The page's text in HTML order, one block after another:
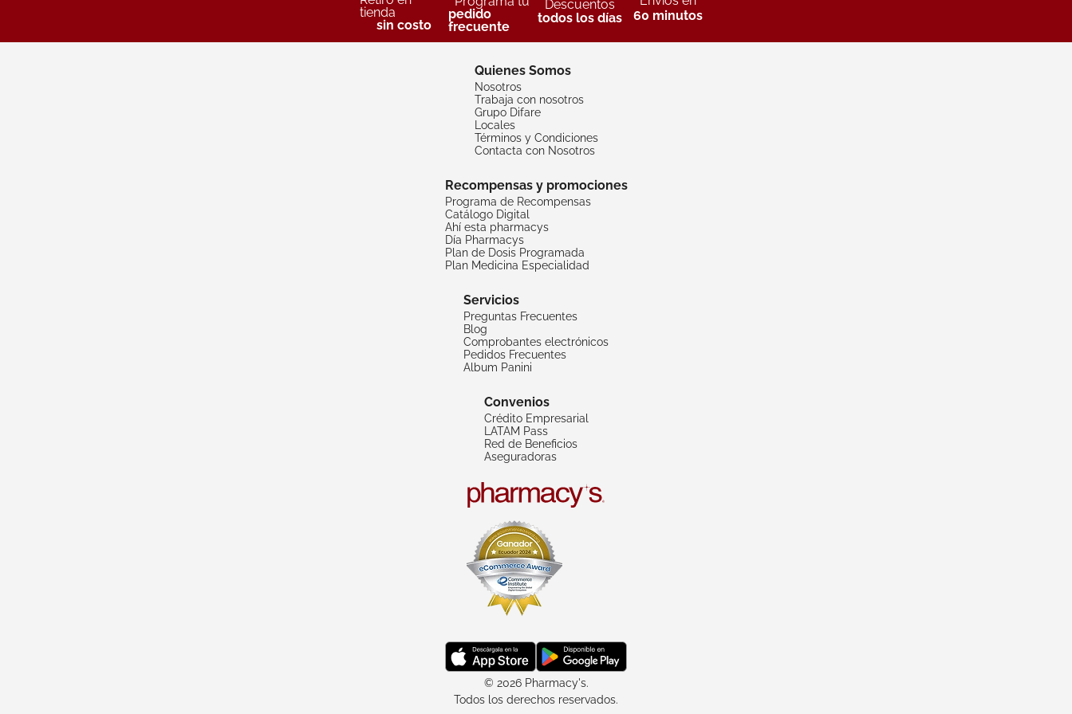
tienda
sin costo
pedido
frecuente
Descuentos
todos los días
60 minutos
Quienes Somos
Nosotros
Trabaja con nosotros
Grupo Difare
Locales
Términos y Condiciones
Contacta con Nosotros
Recompensas y promociones
Programa de Recompensas
Catálogo Digital
Ahí esta pharmacys
Día Pharmacys
Plan de Dosis Programada
Plan Medicina Especialidad
Servicios
Preguntas Frecuentes
Blog
Comprobantes electrónicos
Pedidos Frecuentes
Album Panini
Convenios
Crédito Empresarial
LATAM Pass
Red de Beneficios
Aseguradoras
© 2026 Pharmacy's.
Todos los derechos reservados.